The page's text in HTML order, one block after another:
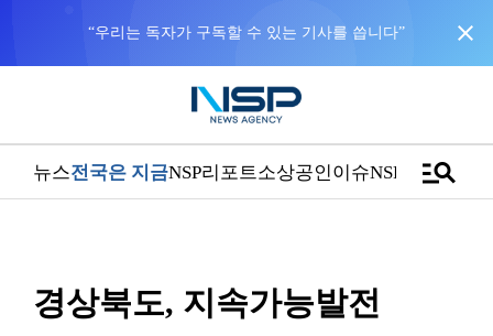
“우리는 독자가 구독할 수 있는 기사를 씁니다” close
뉴스전국은 지금NSP리포트소상공인이슈NSPTVmanage_search
경상북도, 지속가능발전